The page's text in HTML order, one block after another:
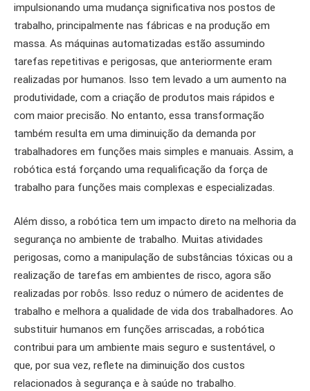
impulsionando uma mudança significativa nos postos de
trabalho, principalmente nas fábricas e na produção em
massa. As máquinas automatizadas estão assumindo
tarefas repetitivas e perigosas, que anteriormente eram
realizadas por humanos. Isso tem levado a um aumento na
produtividade, com a criação de produtos mais rápidos e
com maior precisão. No entanto, essa transformação
também resulta em uma diminuição da demanda por
trabalhadores em funções mais simples e manuais. Assim, a
robótica está forçando uma requalificação da força de
trabalho para funções mais complexas e especializadas.
Além disso, a robótica tem um impacto direto na melhoria da
segurança no ambiente de trabalho. Muitas atividades
perigosas, como a manipulação de substâncias tóxicas ou a
realização de tarefas em ambientes de risco, agora são
realizadas por robôs. Isso reduz o número de acidentes de
trabalho e melhora a qualidade de vida dos trabalhadores. Ao
substituir humanos em funções arriscadas, a robótica
contribui para um ambiente mais seguro e sustentável, o
que, por sua vez, reflete na diminuição dos custos
relacionados à segurança e à saúde no trabalho.